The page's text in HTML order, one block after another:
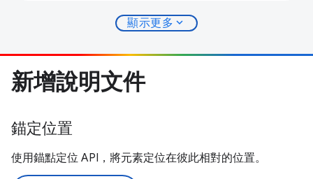
顯示更多 expand_more
新增說明文件
錨定位置
使用錨點定位 API，將元素定位在彼此相對的位置。